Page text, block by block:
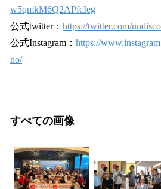
w5qmkM6Q2APfcIeg
公式twitter： https://twitter.com/
公式Instagram： https://
no/
すべての画像